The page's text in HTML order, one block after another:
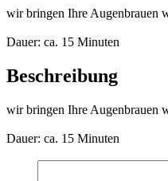
wir bringen Ihre Augenbrauen
Dauer: ca. 15 Minuten
Beschreibung
wir bringen Ihre Augenbrauen
Dauer: ca. 15 Minuten